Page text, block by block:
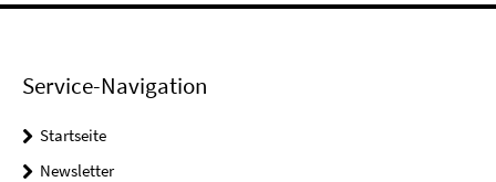
Service-Navigation
Startseite
Newsletter